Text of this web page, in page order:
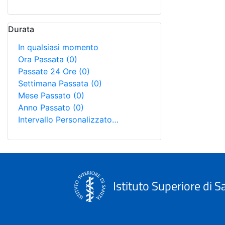
Durata
In qualsiasi momento
Ora Passata (0)
Passate 24 Ore (0)
Settimana Passata (0)
Mese Passato (0)
Anno Passato (0)
Intervallo Personalizzato…
Istituto Superiore di